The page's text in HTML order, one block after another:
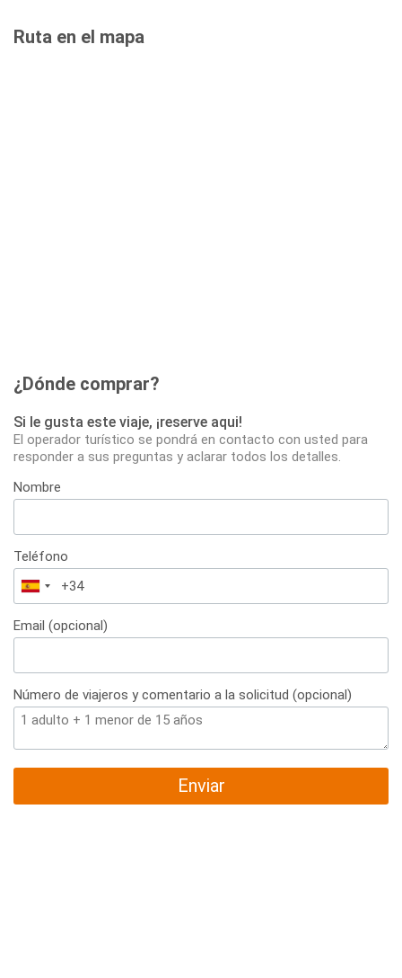
Ruta en el mapa
¿Dónde comprar?
Si le gusta este viaje, ¡reserve aqui!
El operador turístico se pondrá en contacto con usted para
responder a sus preguntas y aclarar todos los detalles.
Nombre
Teléfono
España
+34
Email (opcional)
Número de viajeros y comentario a la solicitud (opcional)
Enviar